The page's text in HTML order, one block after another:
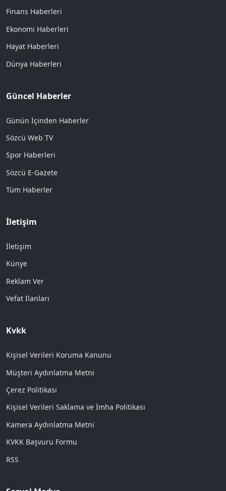
Finans Haberleri
Ekonomi Haberleri
Hayat Haberleri
Dünya Haberleri
Güncel Haberler
Günün İçinden Haberler
Sözcü Web TV
Spor Haberleri
Sözcü E-Gazete
Tüm Haberler
İletişim
İletişim
Künye
Reklam Ver
Vefat İlanları
Kvkk
Kişisel Verileri Koruma Kanunu
Müşteri Aydınlatma Metni
Çerez Politikası
Kişisel Verileri Saklama ve İmha Politikası
Kamera Aydınlatma Metni
KVKK Başvuru Formu
RSS